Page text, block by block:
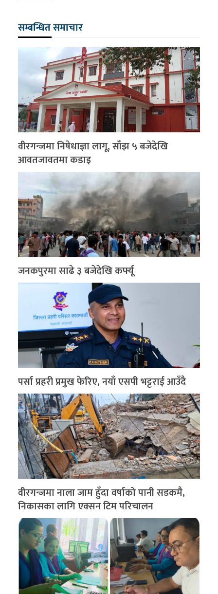
सम्बन्धित समाचार
वीरगन्जमा निषेधाज्ञा लागू, साँझ ५ बजेदेखि
आवतजावतमा कडाइ
जनकपुरमा साढे ३ बजेदेखि कर्फ्यू
पर्सा प्रहरी प्रमुख फेरिए, नयाँ एसपी भट्टराई आउँदै
वीरगन्जमा नाला जाम हुँदा वर्षाको पानी सडकमै,
निकासका लागि एक्सन टिम परिचालन